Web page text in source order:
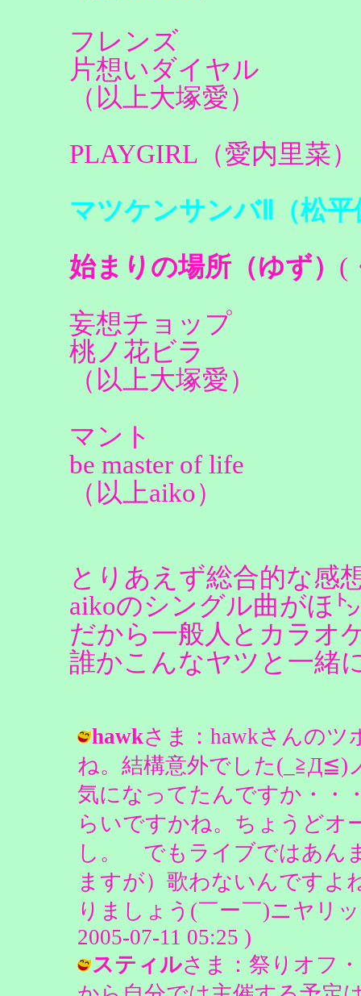
フレンズ
片想いダイヤル
（以上大塚愛）
PLAYGIRL（愛内里菜）
マツケンサンバⅡ（松平
始まりの場所（ゆず） (
妄想チョップ
桃ノ花ビラ
（以上大塚愛）
マント
be master of life
（以上aiko）
とりあえず総合的な感
aikoのシングル曲がほ
だから一般人とカラオ
誰かこんなヤツと一緒
hawkさま：hawkさんのツ
ね。結構意外でした
気になってたんですか・・
らいですかね。ちょうどオ
し。 でもライブではあん
ますが）歌わないんですよ
りましょう(￣ー￣)ニヤリ
2005-07-11 05:25 )
スティルさま：祭りオフ